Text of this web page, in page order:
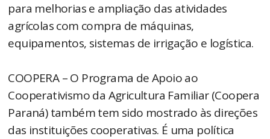
para melhorias e ampliação das atividades
agrícolas com compra de máquinas,
equipamentos, sistemas de irrigação e logística.
COOPERA – O Programa de Apoio ao
Cooperativismo da Agricultura Familiar (Coopera
Paraná) também tem sido mostrado às direções
das instituições cooperativas. É uma política